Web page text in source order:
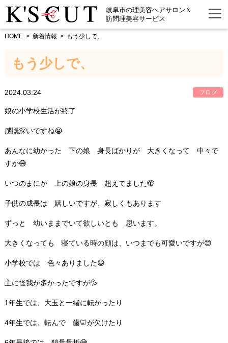
岐阜市の理美容ヘアサロン＆
訪問理美容サービス
HOME 新着情報 もう少しで、
もう少しで、
2024.03.24 ブログ
娘の小学校生活が終了
感慨深いですね😭
あんなに幼かった 下の娘 身長ばかりが 大きくなって 中々で
すか😅
いつのまにか 上の娘の身長 超えてました🫣
子供の成長は 嬉しいですが、寂しくもあります
ずっと 幼いままでいて欲しいとも 思います。
大きくなっても 寝ている時の顔は、いつまでも可愛いですが😊
小学校では 色々ありました😀
主に怪我が多かったですが💦
1年生では、大玉と一緒に転がったり
4年生では、転んで 歯🦷が欠けたり